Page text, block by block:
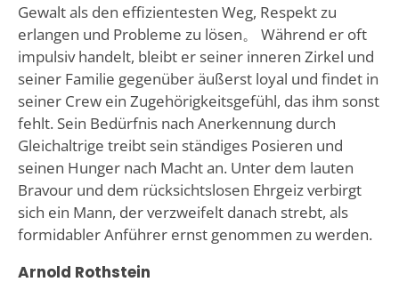
Gewalt als den effizientesten Weg, Respekt zu
erlangen und Probleme zu lösen。 Während er oft
impulsiv handelt, bleibt er seiner inneren Zirkel und
seiner Familie gegenüber äußerst loyal und findet in
seiner Crew ein Zugehörigkeitsgefühl, das ihm sonst
fehlt. Sein Bedürfnis nach Anerkennung durch
Gleichaltrige treibt sein ständiges Posieren und
seinen Hunger nach Macht an. Unter dem lauten
Bravour und dem rücksichtslosen Ehrgeiz verbirgt
sich ein Mann, der verzweifelt danach strebt, als
formidabler Anführer ernst genommen zu werden.
Arnold Rothstein